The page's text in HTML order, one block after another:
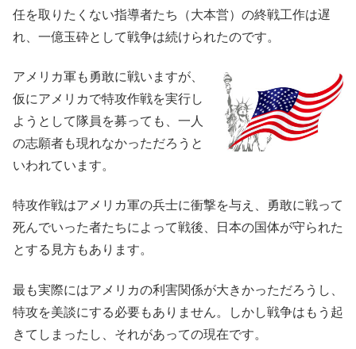
任を取りたくない指導者たち（大本営）の終戦工作は遅
れ、一億玉砕として戦争は続けられたのです。
アメリカ軍も勇敢に戦いますが、
仮にアメリカで特攻作戦を実行し
ようとして隊員を募っても、一人
の志願者も現れなかっただろうと
いわれています。
特攻作戦はアメリカ軍の兵士に衝撃を与え、勇敢に戦って
死んでいった者たちによって戦後、日本の国体が守られた
とする見方もあります。
最も実際にはアメリカの利害関係が大きかっただろうし、
特攻を美談にする必要もありません。しかし戦争はもう起
きてしまったし、それがあっての現在です。